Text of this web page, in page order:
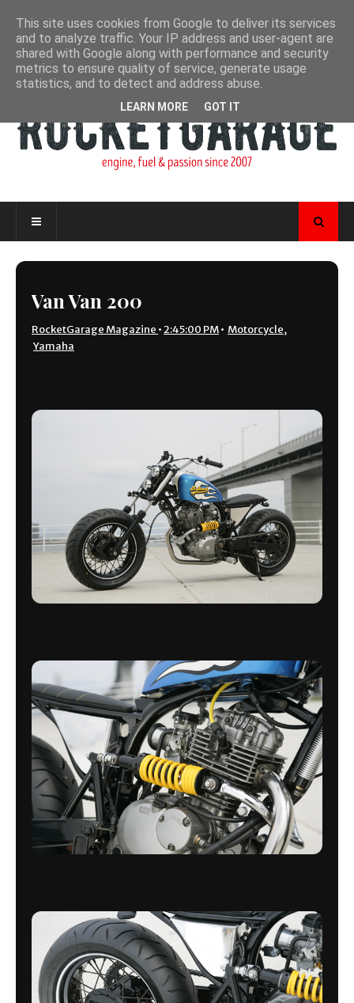
Van Van 200
RocketGarage Magazine •2:45:00 PM• Motorcycle,
Yamaha
This site uses cookies from Google to deliver its services
and to analyze traffic. Your IP address and user-agent are
shared with Google along with performance and security
metrics to ensure quality of service, generate usage
statistics, and to detect and address abuse.
LEARN MORE GOT IT